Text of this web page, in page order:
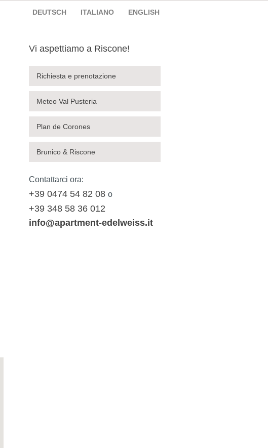
DEUTSCH ITALIANO ENGLISH
Vi aspettiamo a Riscone!
Richiesta e prenotazione
Meteo Val Pusteria
Plan de Corones
Brunico & Riscone
Contattarci ora:
+39 0474 54 82 08 o
+39 348 58 36 012
info@apartment-edelweiss.it